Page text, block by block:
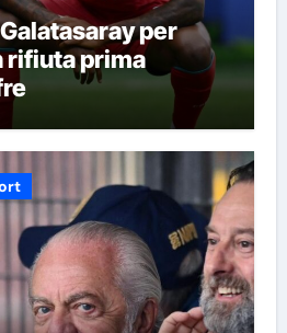
per
rifiuta prima